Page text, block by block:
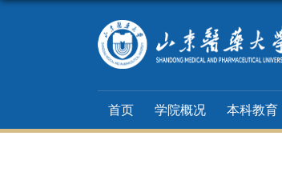
首页 学院概况 本科教育